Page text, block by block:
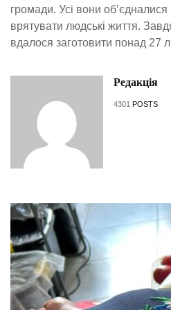
громади. Усі вони
врятувати людські життя.
вдалося заготовити понад 27
Редакція
4301 POSTS